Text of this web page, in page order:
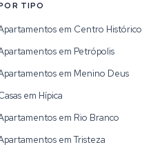
TIPO
em Centro Histórico
em Petrópolis
em Menino Deus
em Hípica
em Rio Branco
em Tristeza